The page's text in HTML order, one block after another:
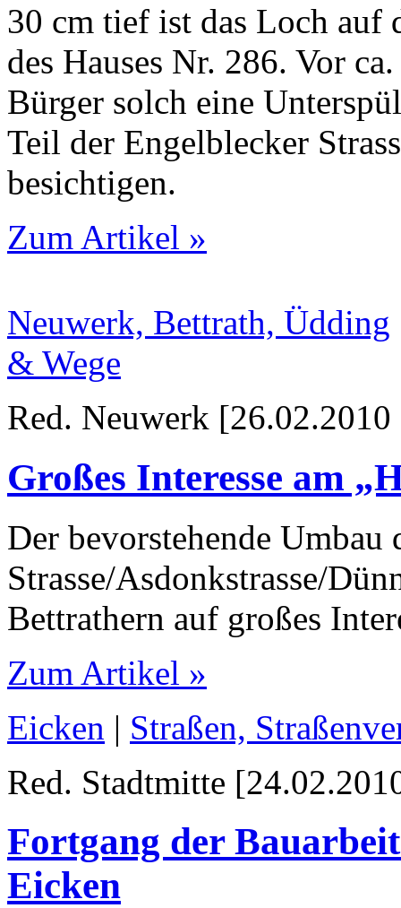
30 cm tief ist das Loch auf
des Hauses Nr. 286. Vor
Bürger solch eine
Teil der Engelblecker
besichtigen.
Zum Artikel »
Neuwerk, Bettrath, Üdding
& Wege
Red. Neuwerk
Großes Interesse am
Der bevorstehende
Strasse/Asdonkstrasse/
Bettrathern auf großes
Zum Artikel »
Eicken | Straßen,
Red. Stadtmitte
Fortgang der
Eicken